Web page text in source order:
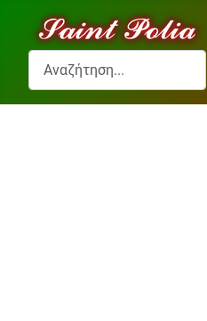
Αναζήτηση...